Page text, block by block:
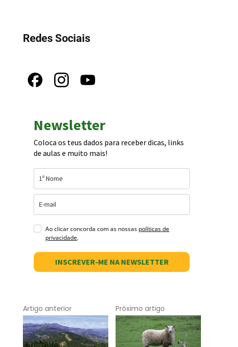
Redes Sociais
Newsletter
Coloca os teus dados para receber dicas, links
de aulas e muito mais!
Ao clicar concorda com as nossas políticas de
privacidade.
INSCREVER-ME NA NEWSLETTER
Artigo anterior Próximo artigo